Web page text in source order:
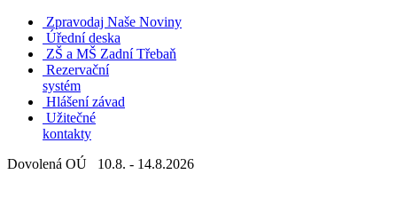
Zpravodaj Naše Noviny
Úřední deska
ZŠ a MŠ Zadní Třebaň
Rezervační
systém
Hlášení závad
Užitečné
kontakty
Dovolená OÚ 10.8. - 14.8.2026